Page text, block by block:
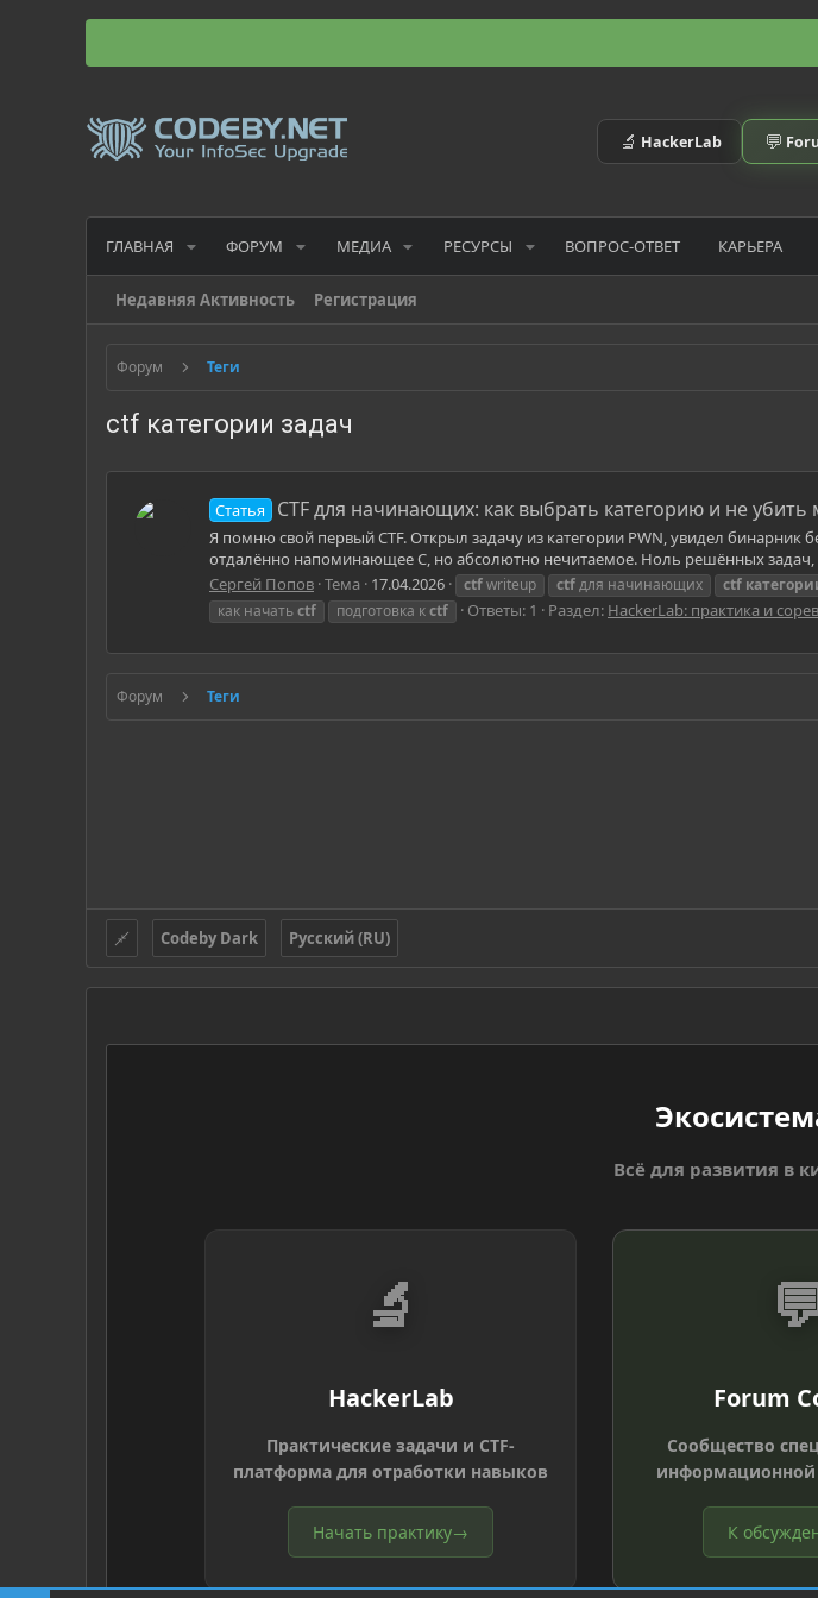
🔬 HackerLab 💬
ГЛАВНАЯ ФОРУМ МЕДИА РЕСУРСЫ ВОПРОС-ОТВЕТ КАРЬЕРА
Недавняя Активность Регистрация
Форум Теги
ctf категории задач
Статья CTF для начинающих: как выбрать категорию и не
Я помню свой первый CTF. Открыл задачу из категории PWN, увидел бинарник
отдалённо напоминающее C, но абсолютно нечитаемое. Ноль решённых
Сергей Попов Тема 17.04.2026 ctfwriteup ctfдля начинающих ctf
как начатьctf подготовка кctf Ответы: 1 Раздел: HackerLab: практика и
Форум Теги
Codeby Dark Русский (RU)
Всё для развития в
🔬
HackerLab
Практические задачи и CTF-
платформа для отработки навыков
Начать практику→
Forum
Сообщество
информационной
К